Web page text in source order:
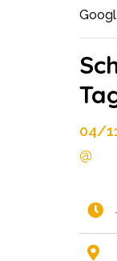
04/
@